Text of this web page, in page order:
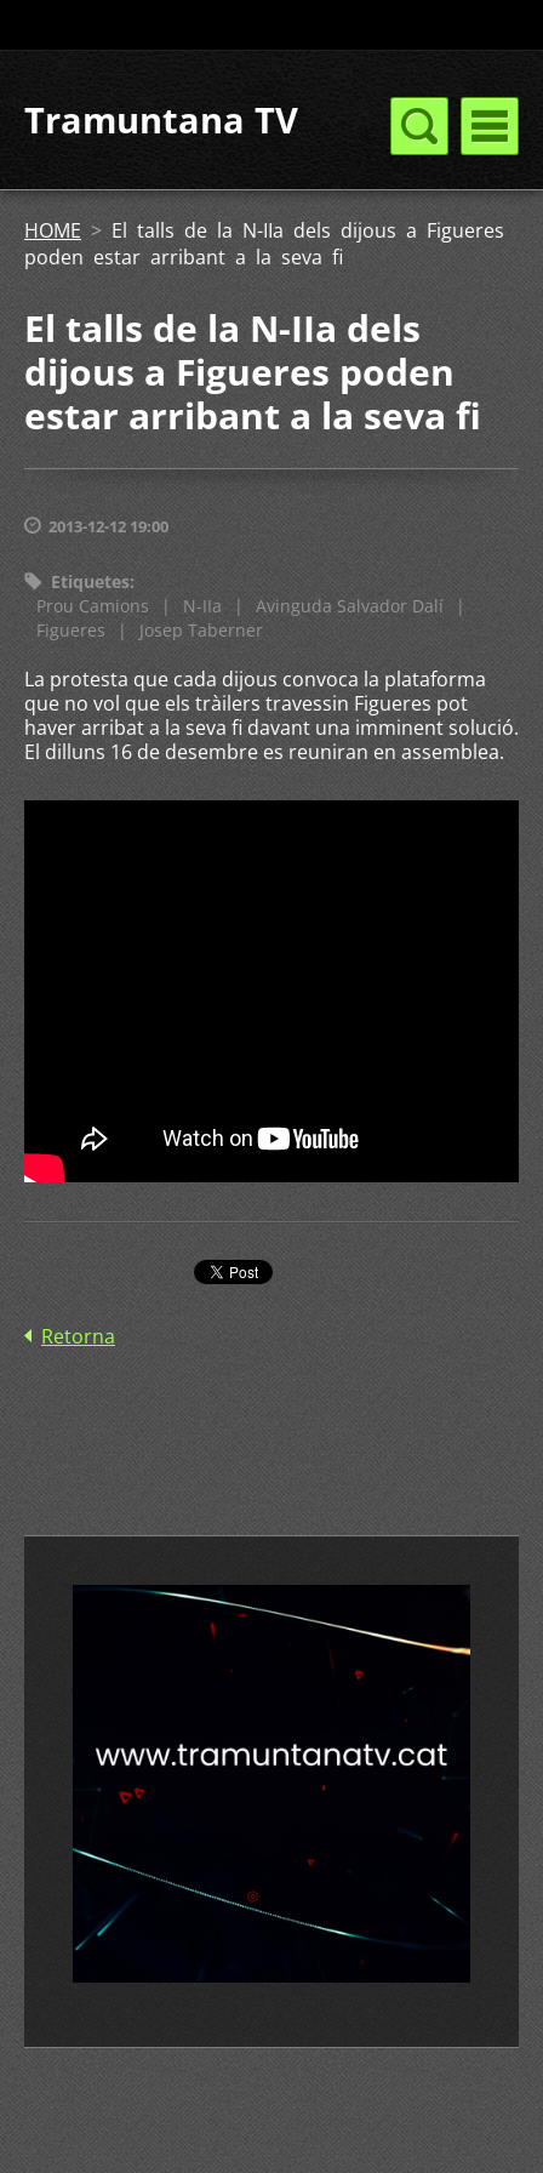
Tramuntana TV
HOME > El talls de la N-IIa dels dijous a Figueres
poden estar arribant a la seva fi
El talls de la N-IIa dels
dijous a Figueres poden
estar arribant a la seva fi
2013-12-12 19:00
Etiquetes:
Prou Camions
| N-IIa | Avinguda Salvador Dalí
|
Figueres
| Josep Taberner
La protesta que cada dijous convoca la plataforma
que no vol que els tràilers travessin Figueres pot
haver arribat a la seva fi davant una imminent solució.
El dilluns 16 de desembre es reuniran en assemblea.
Retorna